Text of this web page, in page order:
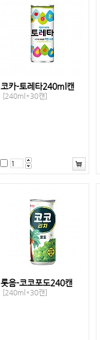
코카-토레타240ml캔
[240ml*30캔]
롯음-코코포도240캔
[240ml*30캔]